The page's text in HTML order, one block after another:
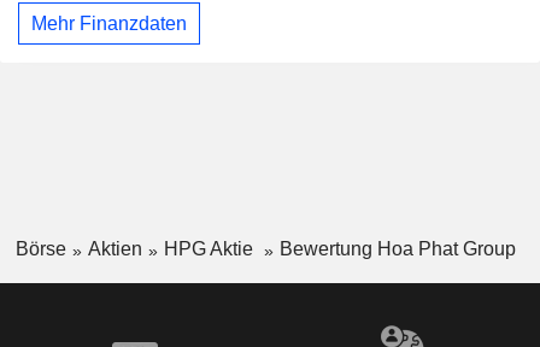
Mehr Finanzdaten
Börse Aktien HPG Aktie Bewertung Hoa Phat Group